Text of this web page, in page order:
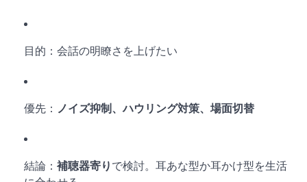
目的：会話の明瞭さを上げたい
優先： ノイズ抑制、ハウリング対策、場面切替
結論： 補聴器寄り で検討。耳あな型か耳かけ型を生活